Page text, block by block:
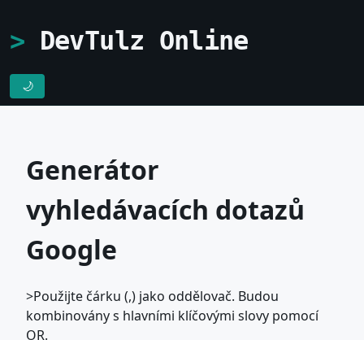
DevTulz Online
🌙
Generátor
vyhledávacích dotazů
Google
>Použijte čárku (,) jako oddělovač. Budou
kombinovány s hlavními klíčovými slovy pomocí
OR.